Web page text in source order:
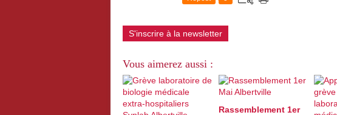
S'inscrire à la newsletter
Vous aimerez aussi :
Rassemblement 1er